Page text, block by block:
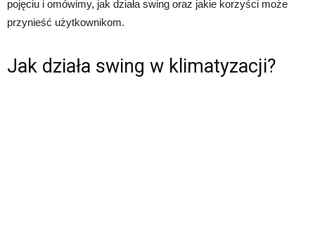
pojęciu i omówimy, jak działa swing oraz jakie korzyści może
przynieść użytkownikom.
Jak działa swing w klimatyzacji?